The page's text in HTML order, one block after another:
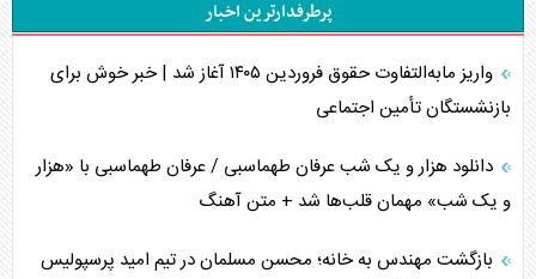
اربعین، کابوس مشترک تل‌آویو-واشنگتن
برنامه هفتم توسعه در نقطه کور سیاستگذاری
اوکراین بازوی مخرب آمریکا در غرب آسیا
اهمیت راهبردی اردن برای آمریکا
پرطرفدارترین اخبار
واریز مابه‌التفاوت حقوق فروردین ۱۴۰۵ آغاز شد | خبر خوش برای
بازنشستگان تأمین اجتماعی
دانلود هزار و یک شب عرفان طهماسبی / عرفان طهماسبی با «هزار
و یک شب» مهمان قلب‌ها شد + متن آهنگ
بازگشت مهندس به خانه؛ محسن مسلمان در تیم امید پرسپولیس